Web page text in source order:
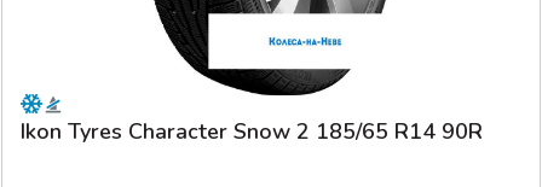
Ikon Tyres Character Snow 2 185/65 R14 90R